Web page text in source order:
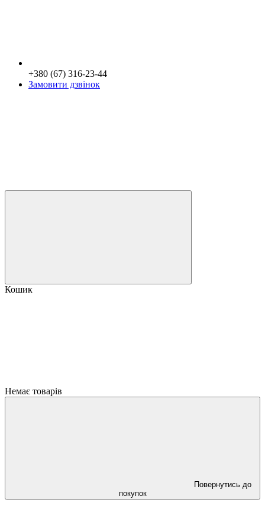
+380 (67) 316-23-44
Замовити дзвінок
Кошик
Немає товарів
Повернутись до
покупок